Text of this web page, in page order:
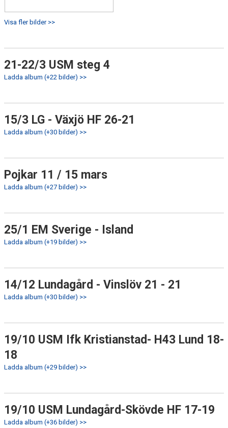
Visa fler bilder >>
21-22/3 USM steg 4
Ladda album (+22 bilder) >>
15/3 LG - Växjö HF 26-21
Ladda album (+30 bilder) >>
Pojkar 11 / 15 mars
Ladda album (+27 bilder) >>
25/1 EM Sverige - Island
Ladda album (+19 bilder) >>
14/12 Lundagård - Vinslöv 21 - 21
Ladda album (+30 bilder) >>
19/10 USM Ifk Kristianstad- H43 Lund 18-
18
Ladda album (+29 bilder) >>
19/10 USM Lundagård-Skövde HF 17-19
Ladda album (+36 bilder) >>